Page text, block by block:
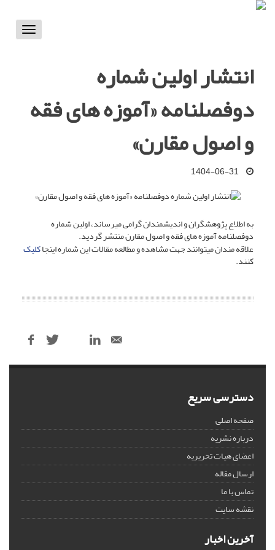
Toggle
انتشار اولین شماره
دوفصلنامه «آموزه های فقه
و اصول مقارن»
1404-06-31
به اطلاع پژوهشگران و اندیشمندان گرامی میرساند، اولین شماره
دوفصلنامه آموزه های فقه و اصول مقارن منتشر گردید.
علاقه مندان میتوانند جهت مشاهده و مطالعه مقالات این شماره اینجاکلیک
کنند.
دسترسی سریع
صفحه اصلی
درباره نشریه
اعضای هیات تحریریه
ارسال مقاله
تماس با ما
نقشه سایت
آخرین اخبار